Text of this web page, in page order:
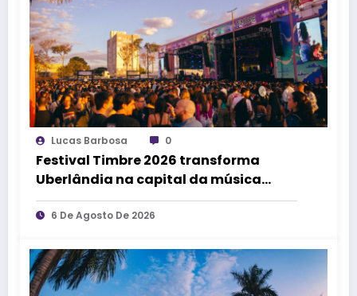
Lucas Barbosa 0
Festival Timbre 2026 transforma
Uberlândia na capital da música
durante dois dias de cultura,
encontros e experiências
6 De Agosto De 2026